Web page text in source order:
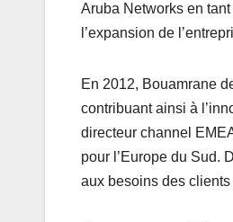
Aruba Networks en
l’expansion de
En 2012, Bouamrane
contribuant ainsi à
directeur channel
pour l’Europe du Sud.
aux besoins des